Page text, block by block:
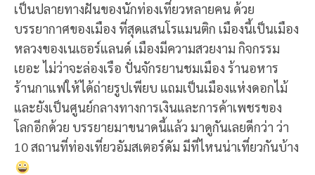
เป็นปลายทางฝันของนักท่องเที่ยวหลายคน ด้วย
บรรยากาศของเมือง ที่สุดแสนโรแมนติก เมืองนี้เป็นเมือง
หลวงของเนเธอร์แลนด์ เมืองมีความสวยงาม กิจกรรม
เยอะ ไม่ว่าจะล่องเรือ ปั่นจักรยานชมเมือง ร้านอหาร
ร้านกาแฟให้ได้ถ่ายรูปเพียบ แถมเป็นเมืองแห่งดอกไม้
และยังเป็นศูนย์กลางทางการเงินและการค้าเพชรของ
โลกอีกด้วย บรรยายมาขนาดนี้แล้ว มาดูกันเลยดีกว่า ว่า
10 สถานที่ท่องเที่ยวอัมสเตอร์ดัม มีที่ไหนน่าเที่ยวกันบ้าง